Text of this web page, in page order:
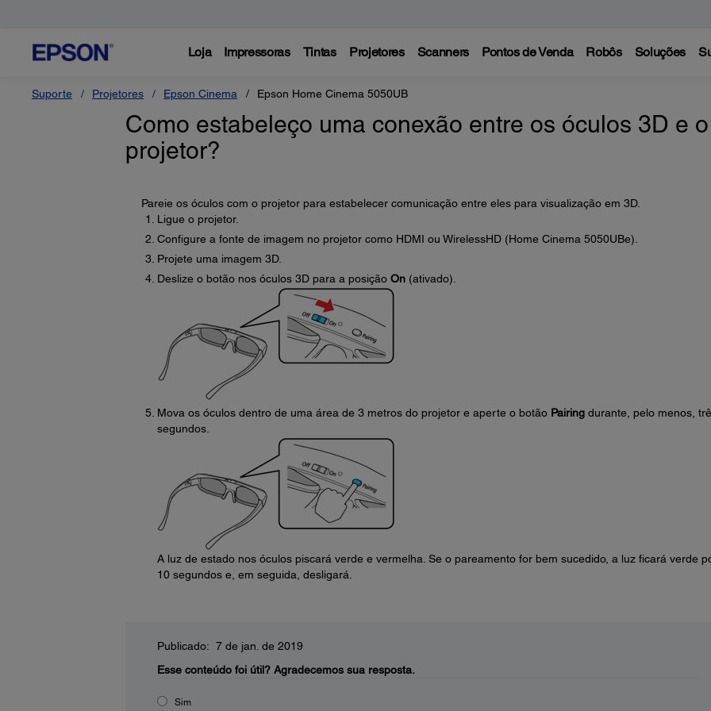
Loja Impressoras Tintas Projetores Scanners Pontos de Venda Robôs Soluções
Suporte Projetores Epson Cinema Epson Home Cinema 5050UB
Como estabeleço uma conexão entre os óculos 3D e o
projetor?
Pareie os óculos com o projetor para estabelecer comunicação entre eles para visualização em 3D.
Ligue o projetor.
Configure a fonte de imagem no projetor como HDMI ou WirelessHD (Home Cinema 5050UBe).
Projete uma imagem 3D.
Deslize o botão nos óculos 3D para a posição On(ativado).
Mova os óculos dentro de uma área de 3 metros do projetor e aperte o botão Pairingdurante, pelo menos,
segundos.
A luz de estado nos óculos piscará verde e vermelha. Se o pareamento for bem sucedido, a luz ficará verde
10 segundos e, em seguida, desligará.
Publicado: 7 de jan. de 2019
Esse conteúdo foi útil? Agradecemos sua resposta.
Sim